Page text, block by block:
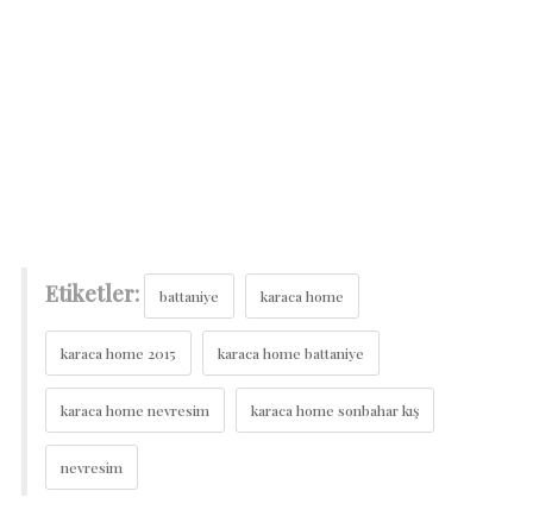
Etiketler: battaniye karaca home
karaca home 2015 karaca home battaniye
karaca home nevresim karaca home sonbahar kış
nevresim